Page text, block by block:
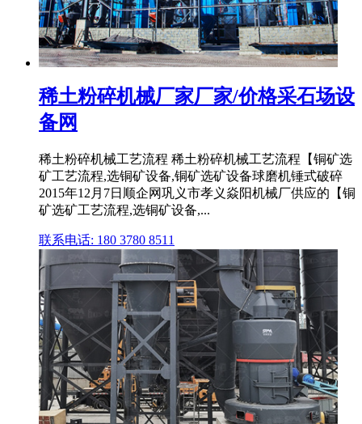
稀土粉碎机械厂家厂家/价格采石场设
备网
稀土粉碎机械工艺流程 稀土粉碎机械工艺流程【铜矿选
矿工艺流程,选铜矿设备,铜矿选矿设备球磨机锤式破碎
2015年12月7日顺企网巩义市孝义焱阳机械厂供应的【铜
矿选矿工艺流程,选铜矿设备,...
联系电话: 180 3780 8511